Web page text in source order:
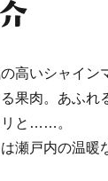
高いシャイン
果肉。あふれ
リと……。
瀬戸内の温暖